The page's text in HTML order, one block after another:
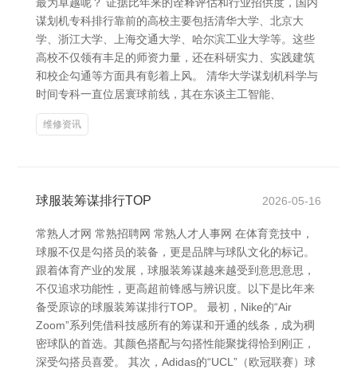
谋划机专科排行靠前的高校主要包括清华大学、北京大
学、浙江大学、上海交通大学、哈尔滨工业大学等。这些
高校不仅领有丰足的师资力量，还在科研实力、实践建筑
和校企勾通等方面具有彰着上风。 清华大学谋划机科学与
时间专科一直位居寰球前线，其在东谈主工智能、
维修资讯
球服装筹谋排行TOP 2026-05-16
常熟人才网 常熟招聘网 常熟人才人事网 在体育竞技中，
球服不仅是勾搭员的装备，更是品牌与球队文化的标记。
跟着体育产业的发展，球服装筹谋越来越受到意思意思，
不仅追求功能性，更高超前锋感与辨识度。以下是比年来
备受原谅的球服装筹谋排行TOP。 最初，Nike的“Air
Zoom”系列凭借科技感所有的筹谋和开通的线条，成为稠
密球队的首选。其颜色搭配与勾搭性能聚拢得恰到刚正，
深受勾搭员喜爱。 其次，Adidas的“UCL”（欧冠联赛）球